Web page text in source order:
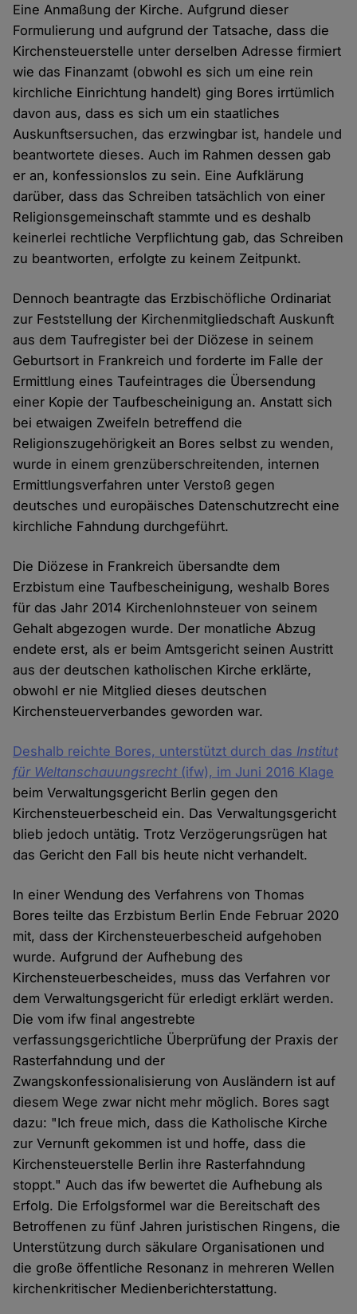
Eine Anmaßung der Kirche. Aufgrund dieser
Formulierung und aufgrund der Tatsache, dass die
Kirchensteuerstelle unter derselben Adresse firmiert
wie das Finanzamt (obwohl es sich um eine rein
kirchliche Einrichtung handelt) ging Bores irrtümlich
davon aus, dass es sich um ein staatliches
Auskunftsersuchen, das erzwingbar ist, handele und
beantwortete dieses. Auch im Rahmen dessen gab
er an, konfessionslos zu sein. Eine Aufklärung
darüber, dass das Schreiben tatsächlich von einer
Religionsgemeinschaft stammte und es deshalb
keinerlei rechtliche Verpflichtung gab, das Schreiben
zu beantworten, erfolgte zu keinem Zeitpunkt.
Dennoch beantragte das Erzbischöfliche Ordinariat
zur Feststellung der Kirchenmitgliedschaft Auskunft
aus dem Taufregister bei der Diözese in seinem
Geburtsort in Frankreich und forderte im Falle der
Ermittlung eines Taufeintrages die Übersendung
einer Kopie der Taufbescheinigung an. Anstatt sich
bei etwaigen Zweifeln betreffend die
Religionszugehörigkeit an Bores selbst zu wenden,
wurde in einem grenzüberschreitenden, internen
Ermittlungsverfahren unter Verstoß gegen
deutsches und europäisches Datenschutzrecht eine
kirchliche Fahndung durchgeführt.
Die Diözese in Frankreich übersandte dem
Erzbistum eine Taufbescheinigung, weshalb Bores
für das Jahr 2014 Kirchenlohnsteuer von seinem
Gehalt abgezogen wurde. Der monatliche Abzug
endete erst, als er beim Amtsgericht seinen Austritt
aus der deutschen katholischen Kirche erklärte,
obwohl er nie Mitglied dieses deutschen
Kirchensteuerverbandes geworden war.
Deshalb reichte Bores, unterstützt durch das Institut
für Weltanschauungsrecht(ifw), im Juni 2016 Klage
beim Verwaltungsgericht Berlin gegen den
Kirchensteuerbescheid ein. Das Verwaltungsgericht
blieb jedoch untätig. Trotz Verzögerungsrügen hat
das Gericht den Fall bis heute nicht verhandelt.
In einer Wendung des Verfahrens von Thomas
Bores teilte das Erzbistum Berlin Ende Februar 2020
mit, dass der Kirchensteuerbescheid aufgehoben
wurde. Aufgrund der Aufhebung des
Kirchensteuerbescheides, muss das Verfahren vor
dem Verwaltungsgericht für erledigt erklärt werden.
Die vom ifw final angestrebte
verfassungsgerichtliche Überprüfung der Praxis der
Rasterfahndung und der
Zwangskonfessionalisierung von Ausländern ist auf
diesem Wege zwar nicht mehr möglich. Bores sagt
dazu: "Ich freue mich, dass die Katholische Kirche
zur Vernunft gekommen ist und hoffe, dass die
Kirchensteuerstelle Berlin ihre Rasterfahndung
stoppt." Auch das ifw bewertet die Aufhebung als
Erfolg. Die Erfolgsformel war die Bereitschaft des
Betroffenen zu fünf Jahren juristischen Ringens, die
Unterstützung durch säkulare Organisationen und
die große öffentliche Resonanz in mehreren Wellen
kirchenkritischer Medienberichterstattung.